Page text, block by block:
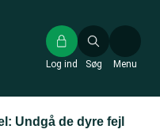
Søg
Log ind Menu
Undgå de dyre fejl